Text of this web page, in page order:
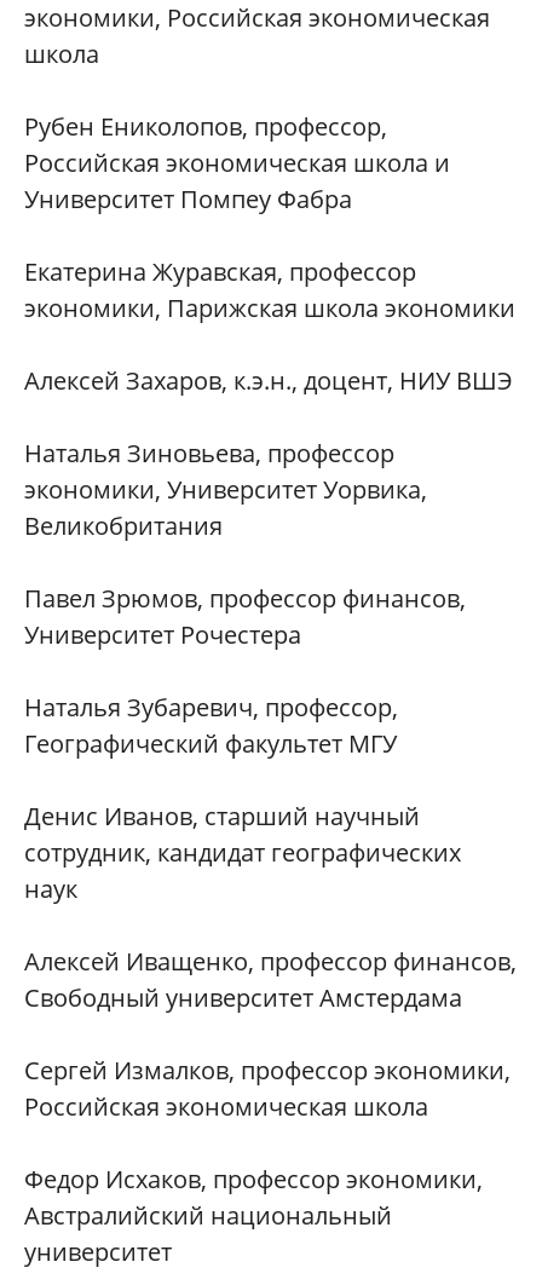
экономики, Российская экономическая
школа
Рубен Ениколопов, профессор,
Российская экономическая школа и
Университет Помпеу Фабра
Екатерина Журавская, профессор
экономики, Парижская школа экономики
Алексей Захаров, к.э.н., доцент, НИУ ВШЭ
Наталья Зиновьева, профессор
экономики, Университет Уорвика,
Великобритания
Павел Зрюмов, профессор финансов,
Университет Рочестера
Наталья Зубаревич, профессор,
Географический факультет МГУ
Денис Иванов, старший научный
сотрудник, кандидат географических
наук
Алексей Иващенко, профессор финансов,
Свободный университет Амстердама
Сергей Измалков, профессор экономики,
Российская экономическая школа
Федор Исхаков, профессор экономики,
Австралийский национальный
университет